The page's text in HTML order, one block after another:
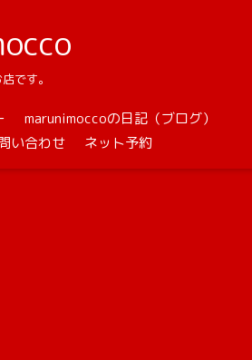
です。
marunimoccoの日記（ブログ）
い合わせ ネット予約